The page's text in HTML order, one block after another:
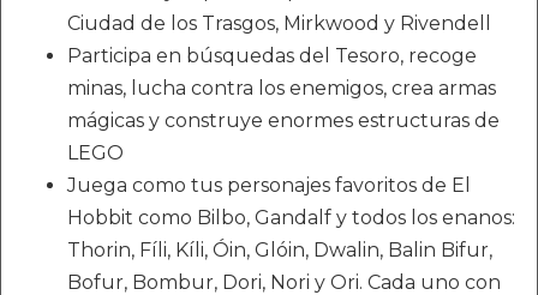
Ciudad de los Trasgos, Mirkwood y Rivendell
Participa en búsquedas del Tesoro, recoge
minas, lucha contra los enemigos, crea armas
mágicas y construye enormes estructuras de
LEGO
Juega como tus personajes favoritos de El
Hobbit como Bilbo, Gandalf y todos los enanos:
Thorin, Fíli, Kíli, Óin, Glóin, Dwalin, Balin Bifur,
Bofur, Bombur, Dori, Nori y Ori. Cada uno con